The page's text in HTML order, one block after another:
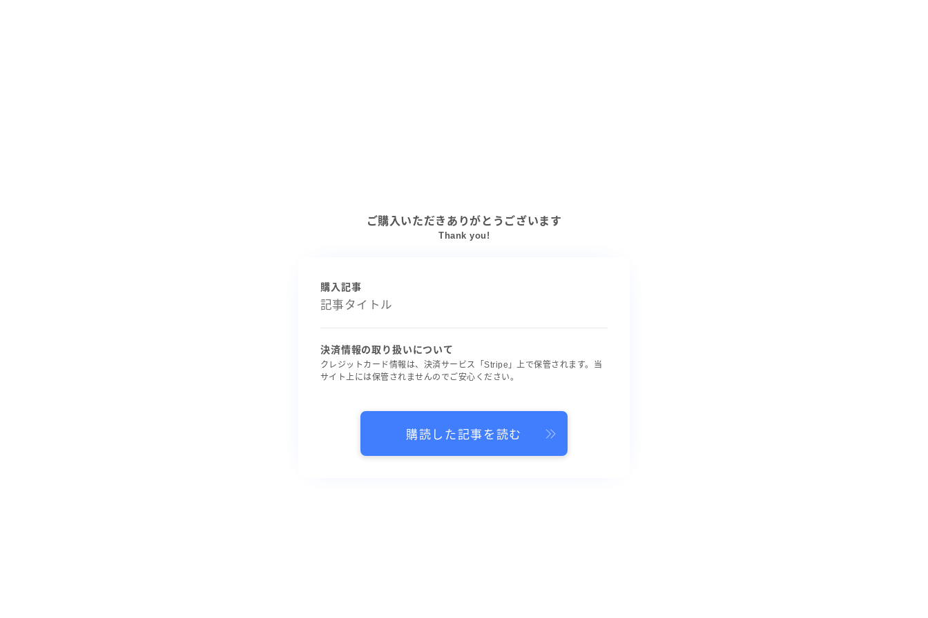
ご購入いただきありがとうございます
Thank you!
購入記事
記事タイトル
決済情報の取り扱いについて
クレジットカード情報は、決済サービス「Stripe」上で保管されます。当
サイト上には保管されませんのでご安心ください。
購読した記事を読む